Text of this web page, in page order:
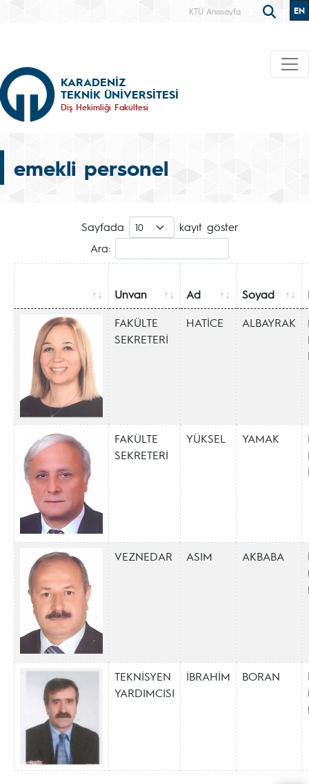
KTÜ Anasayfa EN
KARADENİZ
TEKNİK ÜNİVERSİTESİ
Diş Hekimliği Fakültesi
emekli personel
Sayfada
kayıt göster
Ara:
Unvan Ad Soyad
FAKÜLTE
SEKRETERİ
HATİCE ALBAYRAK
FAKÜLTE
SEKRETERİ
YÜKSEL YAMAK
VEZNEDAR ASIM AKBABA
TEKNİSYEN
YARDIMCISI
İBRAHİM BORAN